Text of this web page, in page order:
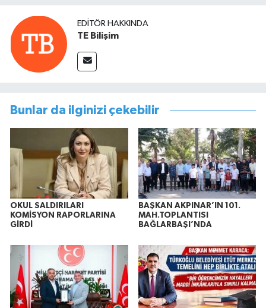
EDITÖR HAKKINDA
TE Bilişim
Bunlar da ilginizi çekebilir
OKUL SALDIRILARI
KOMİSYON RAPORLARINA
GİRDİ
BAŞKAN AKPINAR’IN 101.
MAH.TOPLANTISI
BAĞLARBAŞI’NDA